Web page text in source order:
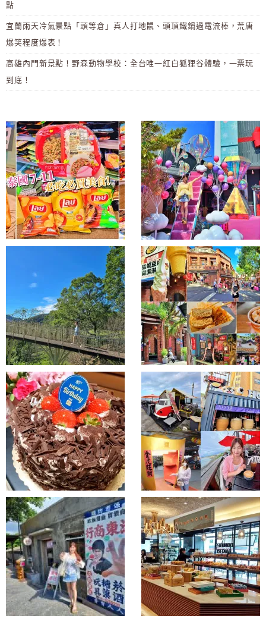
點
宜蘭雨天冷氣景點「頭等倉」真人打地鼠、頭頂鐵鍋過電流棒，荒唐
爆笑程度爆表！
高雄內門新景點！野森動物學校：全台唯一紅白狐狸谷體驗，一票玩
到底！